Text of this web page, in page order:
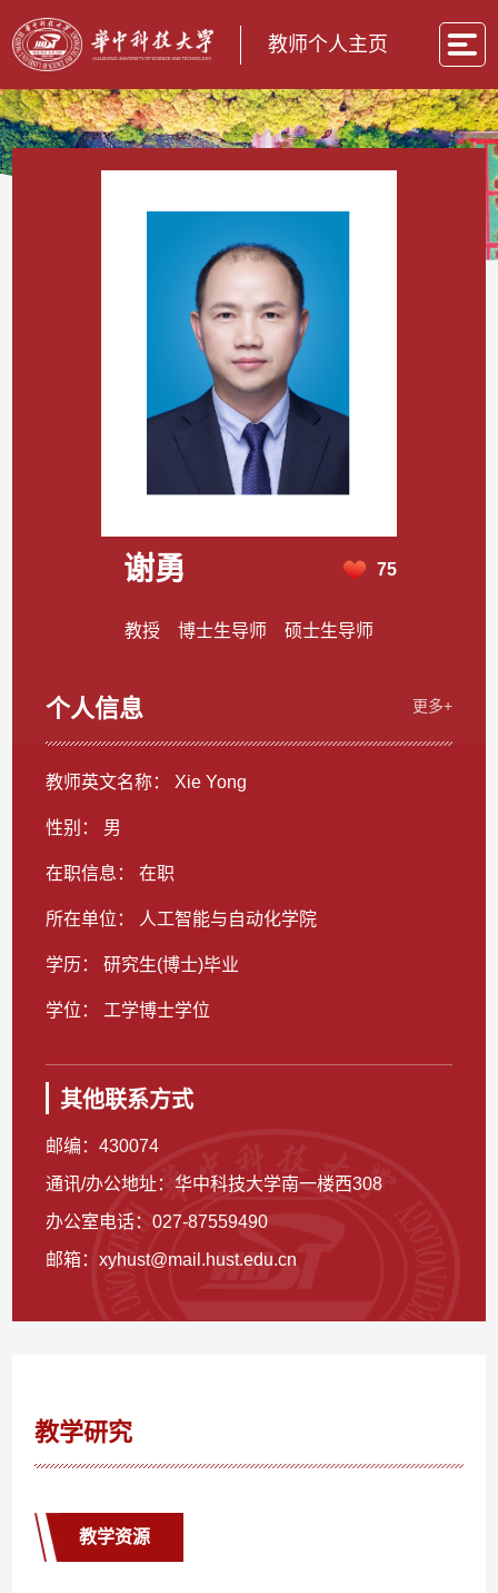
教师个人主页
谢勇 75
教授 博士生导师 硕士生导师
个人信息 更多+
教师英文名称： Xie Yong
性别： 男
在职信息： 在职
所在单位： 人工智能与自动化学院
学历： 研究生(博士)毕业
学位： 工学博士学位
其他联系方式
邮编：430074
通讯/办公地址：华中科技大学南一楼西308
办公室电话：027-87559490
邮箱：xyhust@mail.hust.edu.cn
教学研究
教学资源